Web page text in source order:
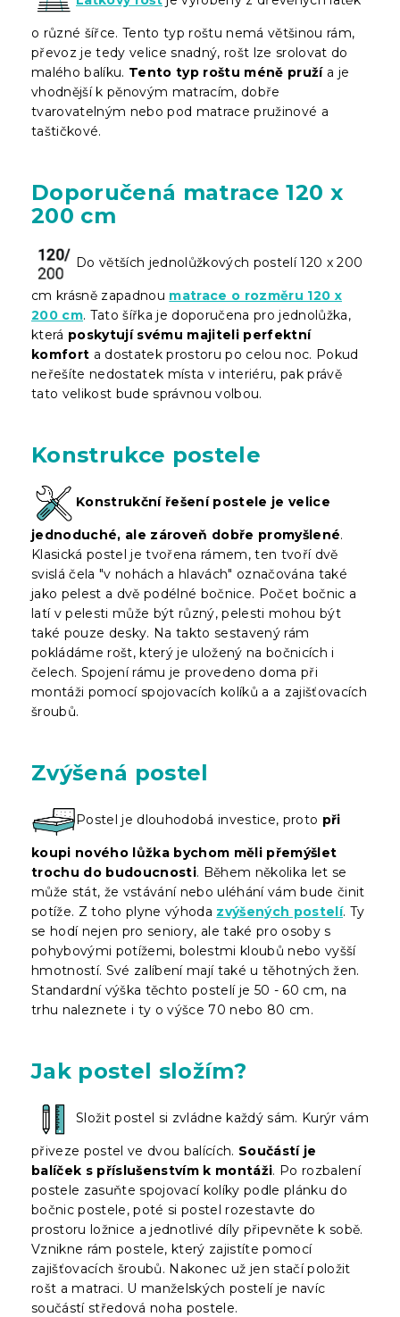
o různé šířce. Tento typ roštu nemá většinou rám,
převoz je tedy velice snadný, rošt lze srolovat do
malého balíku. Tento typ roštu méně pružía je
vhodnější k pěnovým matracím, dobře
tvarovatelným nebo pod matrace pružinové a
taštičkové.
Doporučená matrace 120 x
200 cm
Do větších jednolůžkových postelí 120 x 200
cm krásně zapadnou matrace o rozměru 120 x
200 cm. Tato šířka je doporučena pro jednolůžka,
která poskytují svému majiteli perfektní
komfort a dostatek prostoru po celou noc. Pokud
neřešíte nedostatek místa v interiéru, pak právě
tato velikost bude správnou volbou.
Konstrukce postele
Konstrukční řešení postele je velice
jednoduché, ale zároveň dobře promyšlené.
Klasická postel je tvořena rámem, ten tvoří dvě
svislá čela "v nohách a hlavách" označována také
jako pelest a dvě podélné bočnice. Počet bočnic a
latí v pelesti může být různý, pelesti mohou být
také pouze desky. Na takto sestavený rám
pokládáme rošt, který je uložený na bočnicích i
čelech. Spojení rámu je provedeno doma při
montáži pomocí spojovacích kolíků a a zajišťovacích
šroubů.
Zvýšená postel
Postel je dlouhodobá investice, proto při
koupi nového lůžka bychom měli přemýšlet
trochu do budoucnosti. Během několika let se
může stát, že vstávání nebo uléhání vám bude činit
potíže. Z toho plyne výhoda zvýšených postelí. Ty
se hodí nejen pro seniory, ale také pro osoby s
pohybovými potížemi, bolestmi kloubů nebo vyšší
hmotností. Své zalíbení mají také u těhotných žen.
Standardní výška těchto postelí je 50 - 60 cm, na
trhu naleznete i ty o výšce 70 nebo 80 cm.
Jak postel složím?
Složit postel si zvládne každý sám. Kurýr vám
přiveze postel ve dvou balících. Součástí je
balíček s příslušenstvím k montáži. Po rozbalení
postele zasuňte spojovací kolíky podle plánku do
bočnic postele, poté si postel rozestavte do
prostoru ložnice a jednotlivé díly připevněte k sobě.
Vznikne rám postele, který zajistíte pomocí
zajišťovacích šroubů. Nakonec už jen stačí položit
rošt a matraci. U manželských postelí je navíc
součástí středová noha postele.